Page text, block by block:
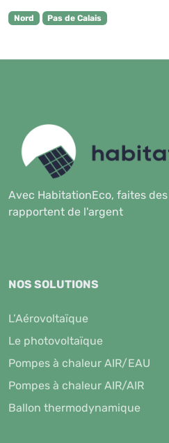
Nord Pas de Calais
Avec HabitationEco, faites
rapportent de l'argent
NOS SOLUTIONS
L’Aérovoltaïque
Le photovoltaïque
Pompes à chaleur AIR/EAU
Pompes à chaleur AIR/AIR
Ballon thermodynamique